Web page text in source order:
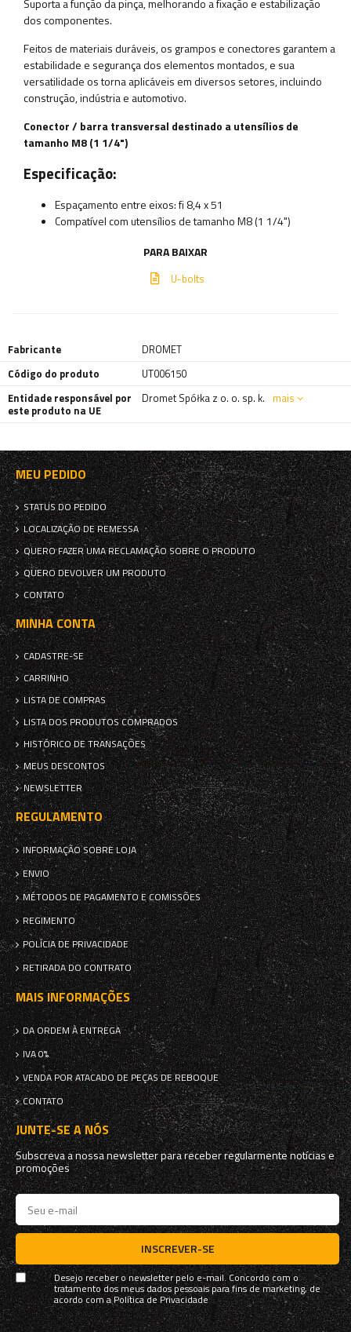
Suporta a função da pinça, melhorando a fixação e estabilização
dos componentes.
Feitos de materiais duráveis, os grampos e conectores garantem a
estabilidade e segurança dos elementos montados, e sua
versatilidade os torna aplicáveis ​​em diversos setores, incluindo
construção, indústria e automotivo.
Conector / barra transversal destinado a utensílios de
tamanho M8 (1 1/4")
Especificação:
Espaçamento entre eixos: fi 8,4 x 51
Compatível com utensílios de tamanho M8 (1 1/4")
PARA BAIXAR
U-bolts
Fabricante
DROMET
Código do produto
UT006150
Entidade responsável por
este produto na UE
Dromet Spółka z o. o. sp. k. mais
MEU PEDIDO
STATUS DO PEDIDO
LOCALIZAÇÃO DE REMESSA
QUERO FAZER UMA RECLAMAÇÃO SOBRE O PRODUTO
QUERO DEVOLVER UM PRODUTO
CONTATO
MINHA CONTA
CADASTRE-SE
CARRINHO
LISTA DE COMPRAS
LISTA DOS PRODUTOS COMPRADOS
HISTÓRICO DE TRANSAÇÕES
MEUS DESCONTOS
NEWSLETTER
REGULAMENTO
INFORMAÇÃO SOBRE LOJA
ENVIO
MÉTODOS DE PAGAMENTO E COMISSÕES
REGIMENTO
POLÍCIA DE PRIVACIDADE
RETIRADA DO CONTRATO
MAIS INFORMAÇÕES
DA ORDEM À ENTREGA
IVA 0%
VENDA POR ATACADO DE PEÇAS DE REBOQUE
CONTATO
JUNTE-SE A NÓS
Subscreva a nossa newsletter para receber regularmente notícias e
promoções
INSCREVER-SE
Desejo receber o newsletter pelo e-mail. Concordo com o
tratamento dos meus dados pessoais para fins de marketing, de
acordo com aPolítica de Privacidade